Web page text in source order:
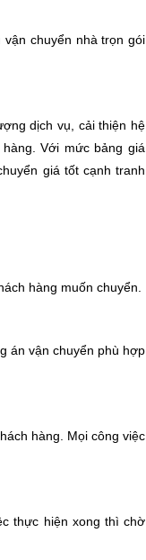
chuyển nhà trọn gói
dịch vụ, cải thiện hệ
Với mức bảng giá
giá tốt cạnh tranh
hàng muốn chuyển.
án vận chuyển phù hợp
hàng. Mọi công việc
thực hiện xong thì chờ